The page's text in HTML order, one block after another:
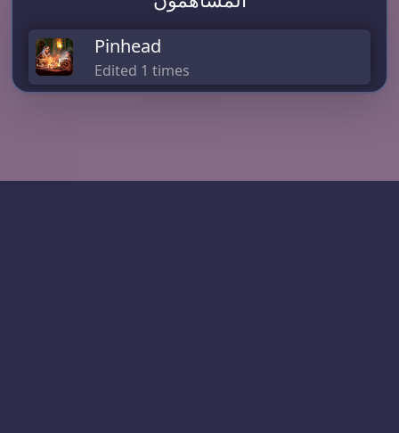
Pinhead
Edited 1 times